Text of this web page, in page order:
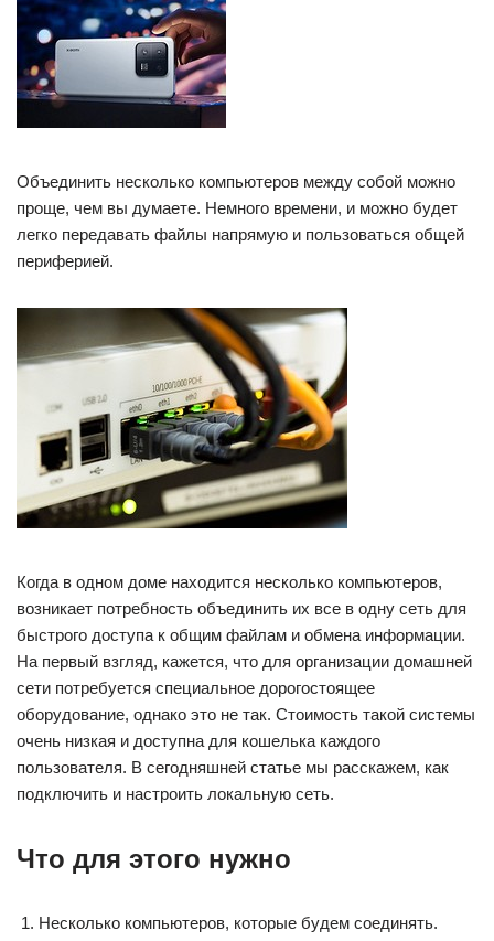
Объединить несколько компьютеров между собой можно
проще, чем вы думаете. Немного времени, и можно будет
легко передавать файлы напрямую и пользоваться общей
периферией.
Когда в одном доме находится несколько компьютеров,
возникает потребность объединить их все в одну сеть для
быстрого доступа к общим файлам и обмена информации.
На первый взгляд, кажется, что для организации домашней
сети потребуется специальное дорогостоящее
оборудование, однако это не так. Стоимость такой системы
очень низкая и доступна для кошелька каждого
пользователя. В сегодняшней статье мы расскажем, как
подключить и настроить локальную сеть.
Что для этого нужно
Несколько компьютеров, которые будем соединять.